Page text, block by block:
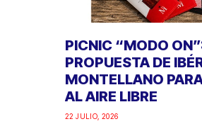
PICNIC “MODO
PROPUESTA DE
MONTELLANO
AL AIRE LIBRE
22 JULIO, 2026